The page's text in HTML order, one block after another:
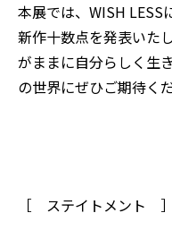
本展では、WISH LESS
新作十数点を発表いた
がままに自分らしく生
の世界にぜひご期待く
［ ステイトメント ］